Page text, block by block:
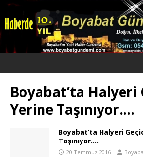
Boyabat’ta Halyeri
Yerine Taşınıyor….
Boyabat’ta Halyeri
Taşınıyor….
20 Temmuz 2016